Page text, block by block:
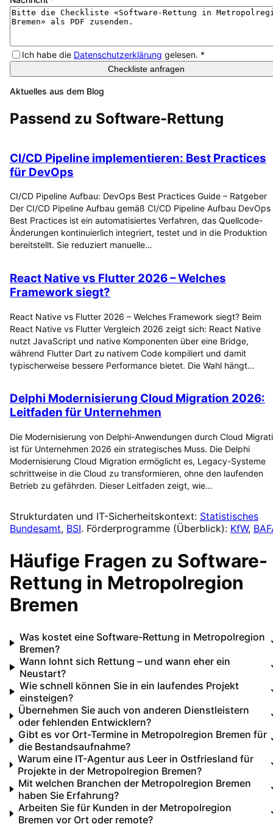
Ich habe die Datenschutzerklärung gelesen. *
Checkliste anfragen
Aktuelles aus dem Blog
Passend zu Software-Rettung
CI/CD Pipeline implementieren: Best Practices
für DevOps
CI/CD Pipeline Aufbau: DevOps Best Practices Guide – Ratgeber
Der CI/CD Pipeline Aufbau gemäß CI/CD Pipeline Aufbau DevOps
Best Practices ist ein automatisiertes Verfahren, das Quellcode-
Änderungen kontinuierlich integriert, testet und in die Produktion
bereitstellt. Sie reduziert manuelle…
React Native vs Flutter 2026 – Welches
Framework siegt?
React Native vs Flutter 2026 – Welches Framework siegt? Beim
React Native vs Flutter Vergleich 2026 zeigt sich: React Native
nutzt JavaScript und native Komponenten über eine Bridge,
während Flutter Dart zu nativem Code kompiliert und damit
typischerweise bessere Performance bietet. Die Wahl hängt…
Delphi Modernisierung Cloud Migration 2026:
Leitfaden für Unternehmen
Die Modernisierung von Delphi-Anwendungen durch Cloud
ist für Unternehmen 2026 ein strategisches Muss. Die Delphi
Modernisierung Cloud Migration ermöglicht es, Legacy-Systeme
schrittweise in die Cloud zu transformieren, ohne den laufenden
Betrieb zu gefährden. Dieser Leitfaden zeigt, wie…
Strukturdaten und IT-Sicherheitskontext: Statistisches
Bundesamt, BSI. Förderprogramme (Überblick): KfW,
Häufige Fragen zu Software-
Rettung in Metropolregion
Bremen
Was kostet eine Software-Rettung in Metropolregion
Bremen?
Wann lohnt sich Rettung – und wann eher ein
Neustart?
Wie schnell können Sie in ein laufendes Projekt
einsteigen?
Übernehmen Sie auch von anderen Dienstleistern
oder fehlenden Entwicklern?
Gibt es vor Ort-Termine in Metropolregion Bremen für
die Bestandsaufnahme?
Warum eine IT-Agentur aus Leer in Ostfriesland für
Projekte in der Metropolregion Bremen?
Mit welchen Branchen der Metropolregion Bremen
haben Sie Erfahrung?
Arbeiten Sie für Kunden in der Metropolregion
Bremen vor Ort oder remote?